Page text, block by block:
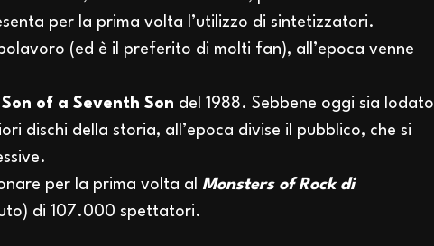
per la prima volta l’utilizzo di sintetizzatori.
(ed è il preferito di molti fan), all’epoca venne
of a Seventh Son del 1988. Sebbene oggi sia lodato
dischi della storia, all’epoca divise il pubblico, che si
per la prima volta al Monsters of Rock di
di 107.000 spettatori.